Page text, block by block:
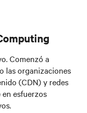
Comenzó a
las organizaciones
(CDN) y redes
esfuerzos